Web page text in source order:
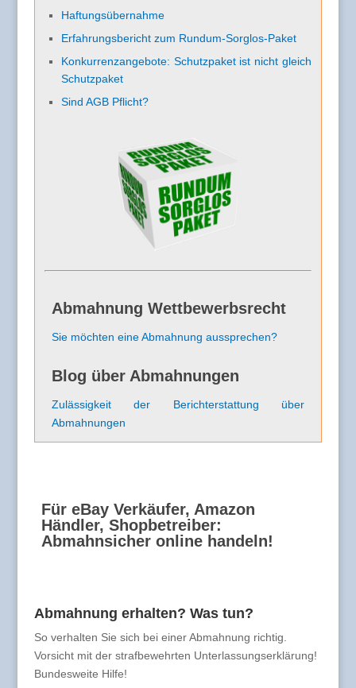
Haftungsübernahme
Erfahrungsbericht zum Rundum-Sorglos-Paket
Konkurrenzangebote: Schutzpaket ist nicht gleich
Schutzpaket
Sind AGB Pflicht?
Abmahnung Wettbewerbsrecht
Sie möchten eine Abmahnung aussprechen?
Blog über Abmahnungen
Zulässigkeit der Berichterstattung über
Abmahnungen
Für eBay Verkäufer, Amazon
Händler, Shopbetreiber:
Abmahnsicher online handeln!
Abmahnung erhalten? Was tun?
So verhalten Sie sich bei einer Abmahnung richtig.
Vorsicht mit der strafbewehrten Unterlassungserklärung!
Bundesweite Hilfe!